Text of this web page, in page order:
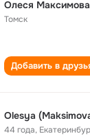
Олеся Максимова
Томск
Добавить в
Olesya
44 года,